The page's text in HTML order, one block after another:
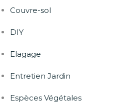
Couvre-sol
DIY
Elagage
Entretien Jardin
Espèces Végétales